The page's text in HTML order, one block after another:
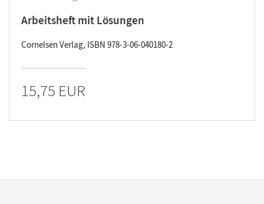
Arbeitsheft mit Lösungen
Cornelsen Verlag, ISBN 978-3-06-040180-2
15,75 EUR